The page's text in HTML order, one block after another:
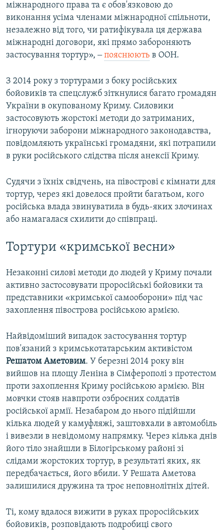
міжнародного права та є обов'язковою до
виконання усіма членами міжнародної спільноти,
незалежно від того, чи ратифікувала ця держава
міжнародні договори, які прямо забороняють
застосування тортур», ‒пояснюють в ООН.
З 2014 року з тортурами з боку російських
бойовиків та спецслужб зіткнулися багато громадян
України в окупованому Криму. Силовики
застосовують жорстокі методи до затриманих,
ігноруючи заборони міжнародного законодавства,
повідомляють українські громадяни, які потрапили
в руки російського слідства після анексії Криму.
Судячи з їхніх свідчень, на півострові є кімнати для
тортур, через які довелося пройти багатьом, кого
російська влада звинуватила в будь-яких злочинах
або намагалася схилити до співпраці.
Тортури «кримської весни»
Незаконні силові методи до людей у Криму почали
активно застосовувати проросійські бойовики та
представники «кримської самооборони» під час
захоплення півострова російською армією.
Найвідоміший випадок застосування тортур
пов'язаний з кримськотатарським активістом
Решатом Аметовим. У березні 2014 року він
вийшов на площу Леніна в Сімферополі з протестом
проти захоплення Криму російською армією. Він
мовчки стояв навпроти озброєних солдатів
російської армії. Незабаром до нього підійшли
кілька людей у камуфляжі, заштовхали в автомобіль
і вивезли в невідомому напрямку. Через кілька днів
його тіло знайшли в Білогірському районі зі
слідами жорстоких тортур, в результаті яких, як
передбачається, його вбили. У Решата Аметова
залишилися дружина та троє неповнолітніх дітей.
Ті, кому вдалося вижити в руках проросійських
бойовиків, розповідають подробиці свого